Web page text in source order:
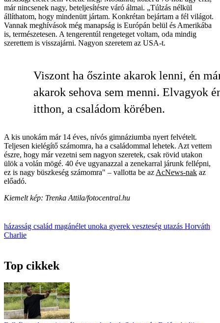
már nincsenek nagy, beteljesítésre váró álmai. „Túlzás nélkül
állíthatom, hogy mindenütt jártam. Konkrétan bejártam a fél világot.
Vannak meghívások még manapság is Európán belül és Amerikába
is, természetesen. A tengerentúl rengeteget voltam, oda mindig
szerettem is visszajárni. Nagyon szeretem az USA-t.
Viszont ha őszinte akarok lenni, én
akarok sehova sem menni. Elvagyok
itthon, a családom körében.
A kis unokám már 14 éves, nívós gimnáziumba nyert felvételt.
Teljesen kielégítő számomra, ha a családommal lehetek. Azt vettem
észre, hogy már vezetni sem nagyon szeretek, csak rövid utakon
ülök a volán mögé. 40 éve ugyanazzal a zenekarral járunk fellépni,
ez is nagy büszkeség számomra" – vallotta be az AcNews-nak az
előadó.
Kiemelt kép: Trenka Attila/fotocentral.hu
házasság család magánélet unoka gyerek veszteség utazás Horváth
Charlie
Top cikkek